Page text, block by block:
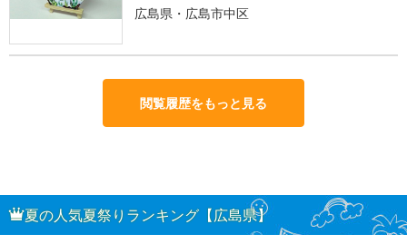
広島県・広島市中区
閲覧履歴をもっと見る
夏の人気夏祭りランキング【広島県】